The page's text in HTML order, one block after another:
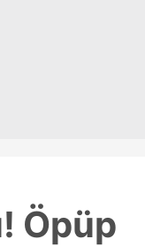
Öpüp